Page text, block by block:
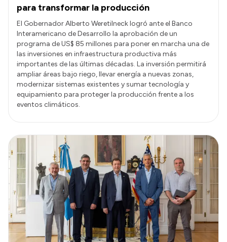
para transformar la producción
El Gobernador Alberto Weretilneck logró ante el Banco
Interamericano de Desarrollo la aprobación de un
programa de US$ 85 millones para poner en marcha una de
las inversiones en infraestructura productiva más
importantes de las últimas décadas. La inversión permitirá
ampliar áreas bajo riego, llevar energía a nuevas zonas,
modernizar sistemas existentes y sumar tecnología y
equipamiento para proteger la producción frente a los
eventos climáticos.